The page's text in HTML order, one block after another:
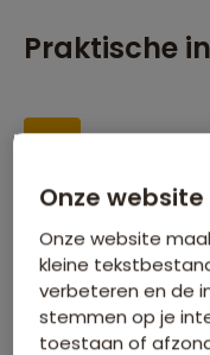
Praktische
Inbegrepen in
Onze
Onze website
kleine
verbeteren en de
stemmen op je
toestaan of